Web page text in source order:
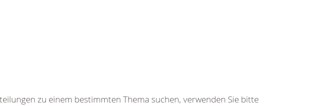
zu einem bestimmten Thema suchen, verwenden Sie bitte